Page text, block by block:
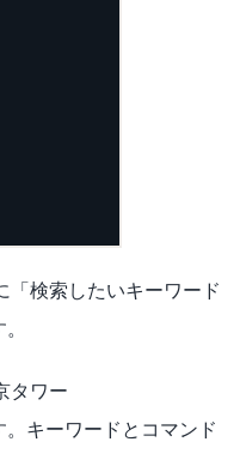
「検索したいキーワード
タワー
キーワードとコマンド